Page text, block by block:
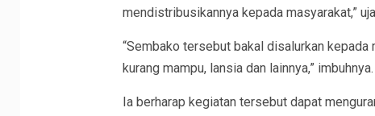
mendistribusikannya kepada masyarakat,”
“Sembako tersebut bakal disalurkan
kurang mampu, lansia dan lainnya,” imbuhnya.
Ia berharap kegiatan tersebut dapat